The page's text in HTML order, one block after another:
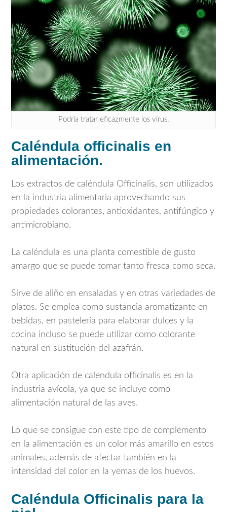
Podría tratar eficazmente los virus.
Caléndula officinalis en
alimentación.
Los extractos de caléndula Officinalis, son utilizados
en la industria alimentaria aprovechando sus
propiedades colorantes, antioxidantes, antifúngico y
antimicrobiano.
La caléndula es una planta comestible de gusto
amargo que se puede tomar tanto fresca como seca.
Sirve de aliño en ensaladas y en otras variedades de
platos. Se emplea como sustancia aromatizante en
bebidas, en pastelería para elaborar dulces y la
cocina incluso se puede utilizar como colorante
natural en sustitución del azafrán.
Otra aplicación de calendula officinalis es en la
industria avícola, ya que se incluye como
alimentación natural de las aves.
Lo que se consigue con este tipo de complemento
en la alimentación es un color más amarillo en estos
animales, además de afectar también en la
intensidad del color en la yemas de los huevos.
Caléndula Officinalis para la